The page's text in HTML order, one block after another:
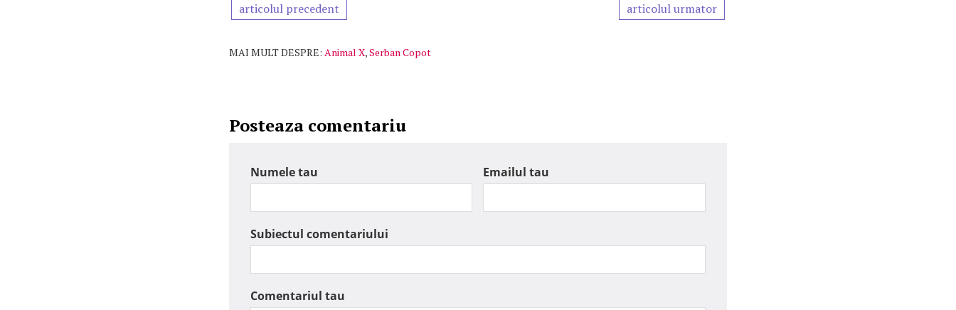
articolul precedent articolul urmator
MAI MULT DESPRE: Animal X,Serban Copot
Posteaza comentariu
Numele tau Emailul tau
Subiectul comentariului
Comentariul tau